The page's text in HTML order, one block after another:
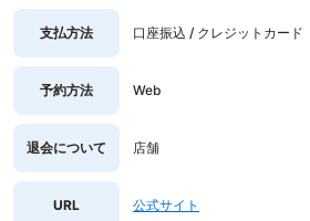
支払方法 口座振込 / クレジットカード
予約方法 Web
退会について 店舗
URL 公式サイト